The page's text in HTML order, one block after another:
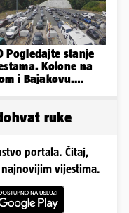
Pogledajte stanje
Kolone na
i Bajakovu.
ruke
portala. Čitaj,
vijestima.